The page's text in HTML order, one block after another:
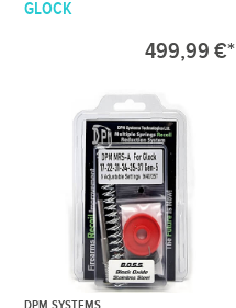
GLOCK
499,99 €*
DPM SYSTEMS